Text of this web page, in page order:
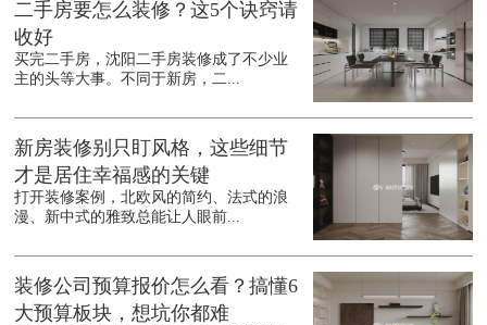
二手房要怎么装修？这5个诀窍请
收好
买完二手房，沈阳二手房装修成了不少业
主的头等大事。不同于新房，二...
新房装修别只盯风格，这些细节
才是居住幸福感的关键
打开装修案例，北欧风的简约、法式的浪
漫、新中式的雅致总能让人眼前...
装修公司预算报价怎么看？搞懂6
大预算板块，想坑你都难